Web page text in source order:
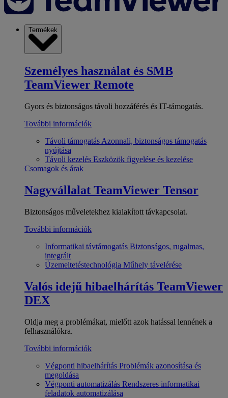
Termékek
Személyes használat és SMB
TeamViewer Remote
Gyors és biztonságos távoli hozzáférés és IT-támogatás.
További információk
Távoli támogatás Azonnali, biztonságos támogatás
nyújtása
Távoli kezelés Eszközök figyelése és kezelése
Csomagok és árak
Nagyvállalat TeamViewer Tensor
Biztonságos műveletekhez kialakított távkapcsolat.
További információk
Informatikai távtámogatás Biztonságos, rugalmas,
integrált
Üzemeltetéstechnológia Műhely távelérése
Valós idejű hibaelhárítás TeamViewer
DEX
Oldja meg a problémákat, mielőtt azok hatással lennének a
felhasználókra.
További információk
Végponti hibaelhárítás Problémák azonosítása és
megoldása
Végponti automatizálás Rendszeres informatikai
feladatok automatizálása